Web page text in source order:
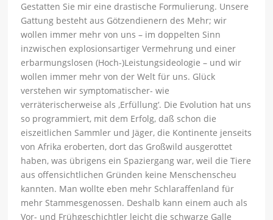
Gestatten Sie mir eine drastische Formulierung. Unsere
Gattung besteht aus Götzendienern des Mehr; wir
wollen immer mehr von uns – im doppelten Sinn
inzwischen explosionsartiger Vermehrung und einer
erbarmungslosen (Hoch-)Leistungsideologie – und wir
wollen immer mehr von der Welt für uns. Glück
verstehen wir symptomatischer- wie
verräterischerweise als ‚Erfüllung‘. Die Evolution hat uns
so programmiert, mit dem Erfolg, daß schon die
eiszeitlichen Sammler und Jäger, die Kontinente jenseits
von Afrika eroberten, dort das Großwild ausgerottet
haben, was übrigens ein Spaziergang war, weil die Tiere
aus offensichtlichen Gründen keine Menschenscheu
kannten. Man wollte eben mehr Schlaraffenland für
mehr Stammesgenossen. Deshalb kann einem auch als
Vor- und Frühgeschichtler leicht die schwarze Galle